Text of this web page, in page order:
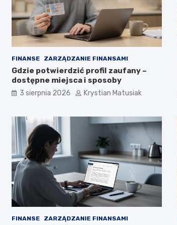
FINANSE ZARZĄDZANIE FINANSAMI
Gdzie potwierdzić profil zaufany –
dostępne miejsca i sposoby
3 sierpnia 2026 Krystian Matusiak
FINANSE ZARZĄDZANIE FINANSAMI